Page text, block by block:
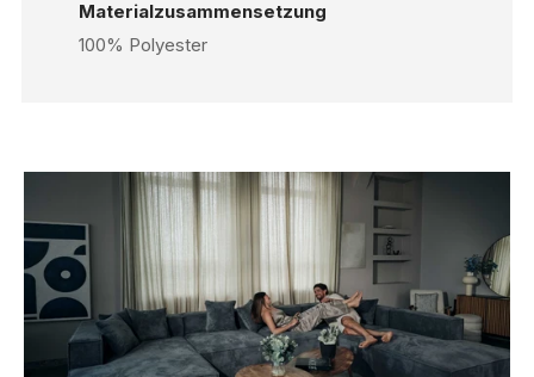
Materialzusammensetzung
100% Polyester